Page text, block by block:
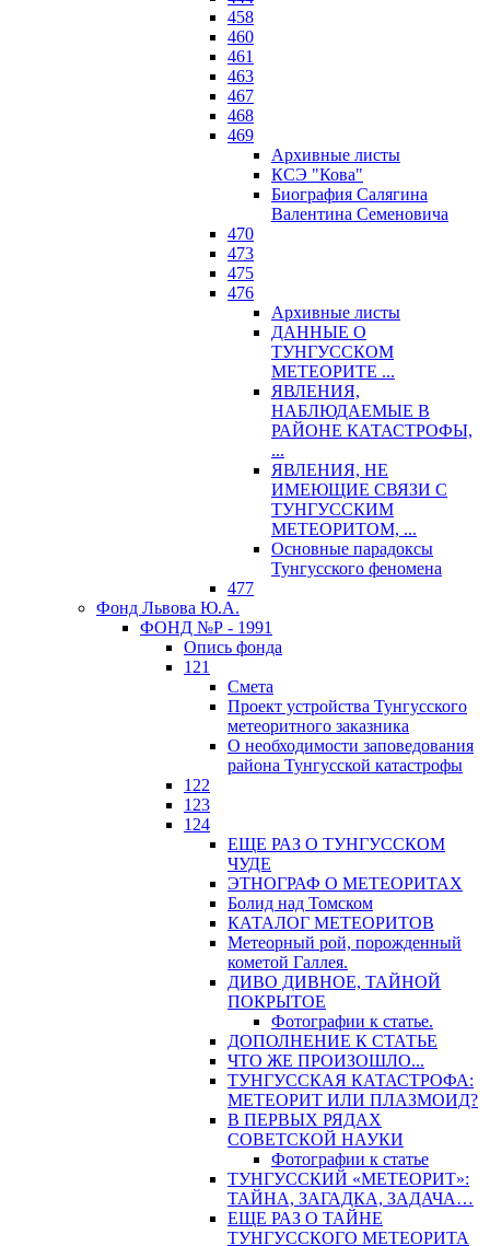
458
460
461
463
467
468
469
Архивные листы
КСЭ "Кова"
Биография Салягина
Валентина Семеновича
470
473
475
476
Архивные листы
ДАННЫЕ О
ТУНГУССКОМ
МЕТЕОРИТЕ ...
ЯВЛЕНИЯ,
НАБЛЮДАЕМЫЕ В
РАЙОНЕ КАТАСТРОФЫ,
...
ЯВЛЕНИЯ, НЕ
ИМЕЮЩИЕ СВЯЗИ С
ТУНГУССКИМ
МЕТЕОРИТОМ, ...
Основные парадоксы
Тунгусского феномена
477
Фонд Львова Ю.А.
ФОНД №Р - 1991
Опись фонда
121
Смета
Проект устройства Тунгусского
метеоритного заказника
О необходимости заповедования
района Тунгусской катастрофы
122
123
124
ЕЩЕ РАЗ О ТУНГУССКОМ
ЧУДЕ
ЭТНОГРАФ О МЕТЕОРИТАХ
Болид над Томском
КАТАЛОГ МЕТЕОРИТОВ
Метеорный рой, порожденный
кометой Галлея.
ДИВО ДИВНОЕ, ТАЙНОЙ
ПОКРЫТОЕ
Фотографии к статье.
ДОПОЛНЕНИЕ К СТАТЬЕ
ЧТО ЖЕ ПРОИЗОШЛО...
ТУНГУССКАЯ КАТАСТРОФА:
МЕТЕОРИТ ИЛИ ПЛАЗМОИД?
В ПЕРВЫХ РЯДАХ
СОВЕТСКОЙ НАУКИ
Фотографии к статье
ТУНГУССКИЙ «МЕТЕОРИТ»:
ТАЙНА, ЗАГАДКА, ЗАДАЧА…
ЕЩЕ РАЗ О ТАЙНЕ
ТУНГУССКОГО МЕТЕОРИТА